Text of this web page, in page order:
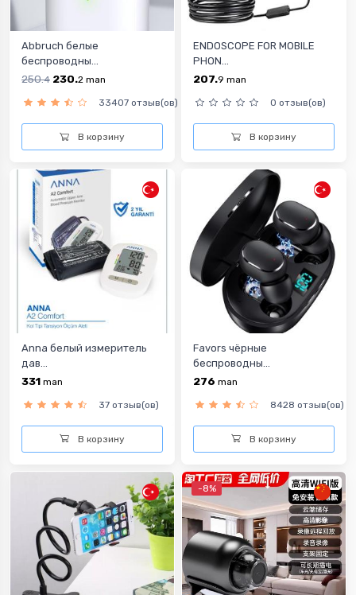
Abbruch белые
беспроводны...
250.4 230.2 man
33407 отзыв(ов)
В корзину
ENDOSCOPE FOR MOBILE
PHON...
207.9 man
0 отзыв(ов)
В корзину
Anna белый измеритель
дав...
331 man
37 отзыв(ов)
В корзину
Favors чёрные
беспроводны...
276 man
8428 отзыв(ов)
В корзину
-8%